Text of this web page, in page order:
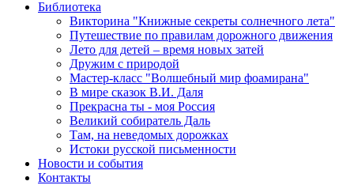
Библиотека
Викторина "Книжные секреты солнечного лета"
Путешествие по правилам дорожного движения
Лето для детей – время новых затей
Дружим с природой
Мастер-класс "Волшебный мир фоамирана"
В мире сказок В.И. Даля
Прекрасна ты - моя Россия
Великий собиратель Даль
Там, на неведомых дорожках
Истоки русской письменности
Новости и события
Контакты